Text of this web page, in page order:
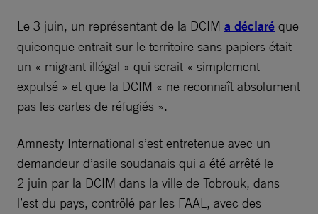
Le 3 juin, un représentant de la DCIM a déclaré que
quiconque entrait sur le territoire sans papiers était
un « migrant illégal » qui serait « simplement
expulsé » et que la DCIM « ne reconnaît absolument
pas les cartes de réfugiés ».
Amnesty International s’est entretenue avec un
demandeur d’asile soudanais qui a été arrêté le
2 juin par la DCIM dans la ville de Tobrouk, dans
l’est du pays, contrôlé par les FAAL, avec des